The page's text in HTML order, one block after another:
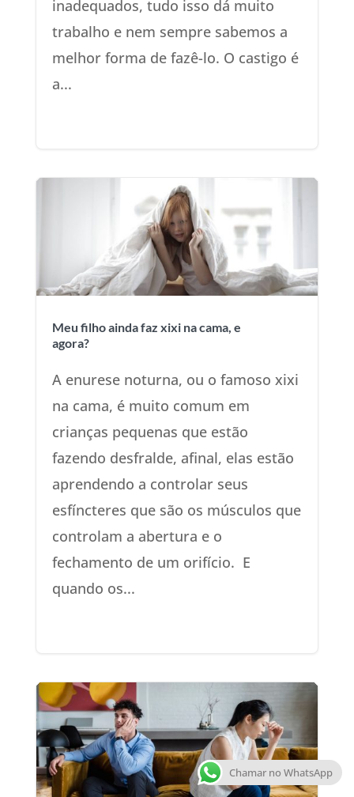
inadequados, tudo isso dá muito
trabalho e nem sempre sabemos a
melhor forma de fazê-lo. O castigo é
a...
Meu filho ainda faz xixi na cama, e
agora?
A enurese noturna, ou o famoso xixi
na cama, é muito comum em
crianças pequenas que estão
fazendo desfralde, afinal, elas estão
aprendendo a controlar seus
esfíncteres que são os músculos que
controlam a abertura e o
fechamento de um orifício. E
quando os...
Chamar no WhatsApp